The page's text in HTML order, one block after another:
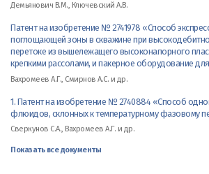
Демьянович В.М., Ключевский А.В.
Патент на изобретение № 2741978 «Способ
поглощающей зоны в скважине при
перетоке из вышележащего высоконапорного
крепкими рассолами, и пакерное оборудование
Вахромеев А.Г., Смирнов А.С. и др.
1. Патент на изобретение № 2740884 «Способ
флюидов, склонных к температурному фазовому
Сверкунов С.А., Вахромеев А.Г. и др.
Показать все документы